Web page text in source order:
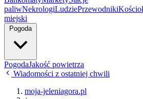
paliwNekrologiLudziePrzewodniki
miejski
Pogoda
PogodaJakość powietrza
Wiadomości z ostatniej chwili
moja-jeleniagora.pl